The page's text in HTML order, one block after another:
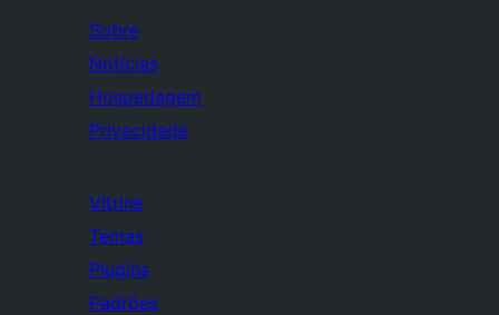
Sobre
Notícias
Hospedagem
Privacidade
Vitrine
Temas
Plugins
Padrões